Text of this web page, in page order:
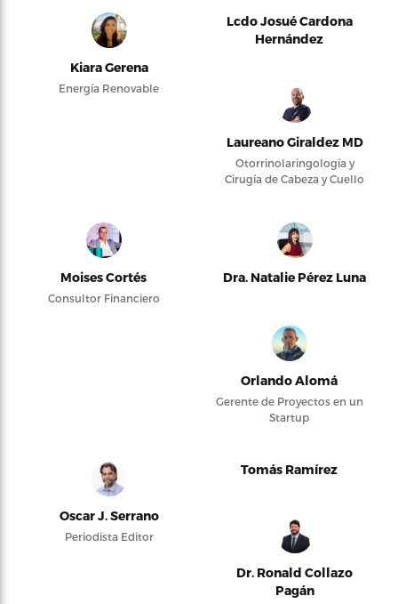
Kiara Gerena
Energía Renovable
Lcdo Josué Cardona
Hernández
Laureano Giraldez MD
Otorrinolaringología y
Cirugía de Cabeza y Cuello
Moises Cortés
Consultor Financiero
Dra. Natalie Pérez Luna
Orlando Alomá
Gerente de Proyectos en un
Startup
Oscar J. Serrano
Periodista Editor
Tomás Ramírez
Dr. Ronald Collazo
Pagán